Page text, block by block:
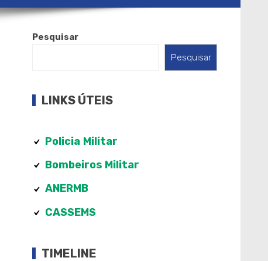
Pesquisar
Pesquisar
LINKS ÚTEIS
Policia Militar
Bombeiros Militar
ANERMB
CASSEMS
TIMELINE